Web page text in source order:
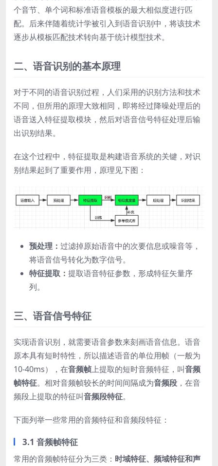
个音节、单个词和标准语音模板的最大相似度进行匹
配。后来伴随着统计学被引入到语音识别中，将该技术
逐步从模板匹配技术转向基于统计模型技术。
二、语音识别的基本原理
对于不同的语音识别过程，人们采用的识别方法和技术
不同，但所用的原理大致相同，即将经过降噪处理后的
语音送入特征提取模块，然后对语音信号特征处理后输
出识别结果。
在这个过程中，特征提取是构建语音系统的关键，对识
别结果起到了重要作用，原理见下图：
预处理： 过滤掉原始语音中的次要信息或噪音等，
将语音信号转化为数字信号。
特征提取： 提取语音特征参数，形成特征矢量序
列。
三、语音信号特征
实现语音识别，就需要语音参数来刻画语音信息。语音
原本具有短时特性，所以描述语音的单位用帧（一般为
10-40ms），在音频帧上提取的短时音频特征，叫音频
帧特征。相对音频帧较长的时间间隔成为音频段 ，在音
频段上提取的特征叫音频段特征。
下面列举一些常用的音频特征和音频段特征：
3.1 音频帧特征
常用的音频帧特征分为三类： 时域特征、频域特征和声